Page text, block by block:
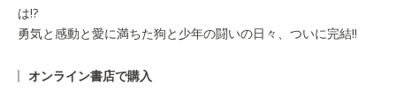
は!?
勇気と感動と愛に満ちた狗と少年の闘いの日々、ついに完結!!
オンライン書店で購入